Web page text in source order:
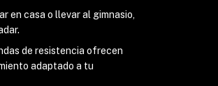
en casa o llevar al gimnasio,
de resistencia ofrecen
adaptado a tu